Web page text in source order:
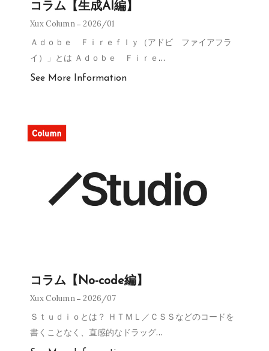
コラム【生成AI編】
Xux Column 2026/01
Ａｄｏｂｅ Ｆｉｒｅｆｌｙ（アドビ ファイアフラ
イ）」とは Ａｄｏｂｅ Ｆｉｒｅ …
See More Information
コラム【No-code編】
Xux Column 2026/07
Ｓｔｕｄｉｏとは？ ＨＴＭＬ／ＣＳＳなどのコードを
書くことなく、直感的なドラッグ…